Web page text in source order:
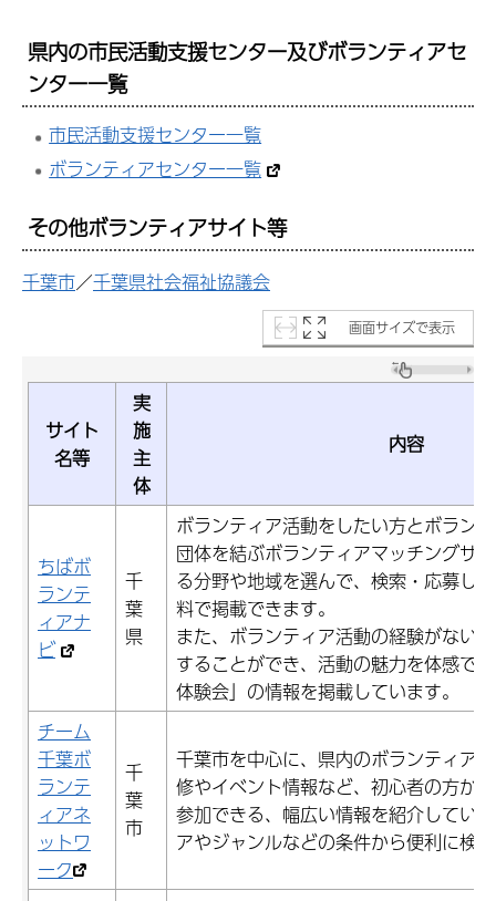
県内の市民活動支援センター及びボランティアセ
ンター一覧
市民活動支援センター一覧
ボランティアセンター一覧
その他ボランティアサイト等
千葉市／千葉県社会福祉協議会
画面サイズで表示
サイト
名等
実
施
主
体
内容
ちばボ
ランテ
ィアナ
ビ
千
葉
県
ボランティア活動をしたい方とボラン
団体を結ぶボランティアマッチングサ
る分野や地域を選んで、検索・応募し
料で掲載できます。
また、ボランティア活動の経験がない
することができ、活動の魅力を体感で
体験会」の情報を掲載しています。
チーム
千葉ボ
ランテ
ィアネ
ットワ
ーク
千
葉
市
千葉市を中心に、県内のボランティア
修やイベント情報など、初心者の方か
参加できる、幅広い情報を紹介してい
アやジャンルなどの条件から便利に検